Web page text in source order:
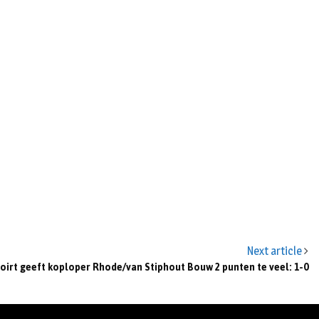
Next article
geeft koploper Rhode/van Stiphout Bouw 2 punten te veel: 1-0